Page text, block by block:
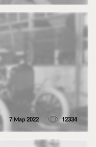
7 Мар 2022 12334